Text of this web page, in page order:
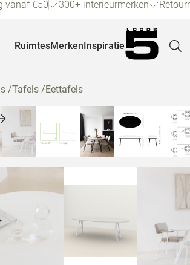
vanaf €50 300+ interieurmerken
RuimtesMerkenInspiratie
/Tafels /Eettafels